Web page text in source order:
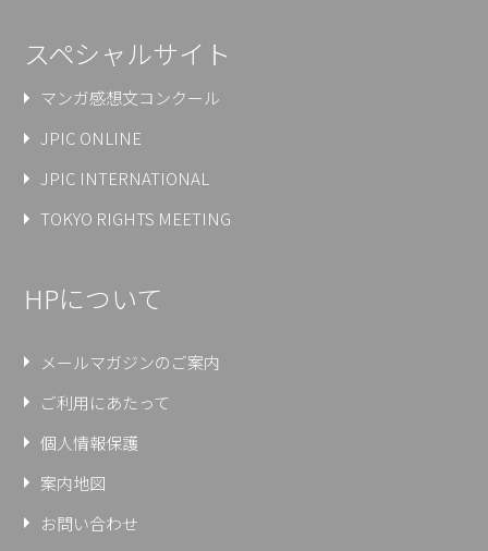
スペシャルサイト
マンガ感想文コンクール
JPIC ONLINE
JPIC INTERNATIONAL
TOKYO RIGHTS MEETING
HPについて
メールマガジンのご案内
ご利用にあたって
個人情報保護
案内地図
お問い合わせ